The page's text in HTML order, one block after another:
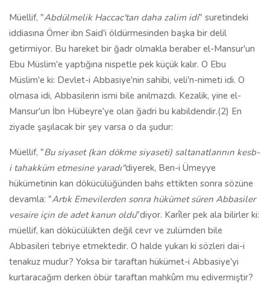
Müellif, "Abdülmelik Haccac'tan daha zalim idi" suretindeki
iddiasına Ömer ibn Said'i öldürmesinden başka bir delil
getirmiyor. Bu hareket bir ğadr olmakla beraber el-Mansur'un
Ebu Müslim'e yaptığına nispetle pek küçük kalır. O Ebu
Müslim'e ki: Devlet-i Abbasiye'nin sahibi, veli'n-nimeti idi. O
olmasa idi, Abbasilerin ismi bile anılmazdı. Kezalik, yine el-
Mansur'un İbn Hübeyre'ye olan ğadri bu kabildendir.(2) En
ziyade şaşılacak bir şey varsa o da şudur:
Müellif, "Bu siyaset (kan dökme siyaseti) saltanatlarının kesb-
i tahakküm etmesine yaradı"diyerek, Ben-i Ümeyye
hükümetinin kan dökücülüğünden bahs ettikten sonra sözüne
devamla: "Artık Emevilerden sonra hükümet süren Abbasiler
vesaire için de adet kanun oldu"diyor. Karîler pek ala bilirler ki:
müellif, kan dökücülükten değil cevr ve zulümden bile
Abbasileri tebriye etmektedir. O halde yukarı ki sözleri dai-i
tenakuz mudur? Yoksa bir taraftan hükümet-i Abbasiye'yi
kurtaracağım derken öbür taraftan mahkûm mu edivermiştir?